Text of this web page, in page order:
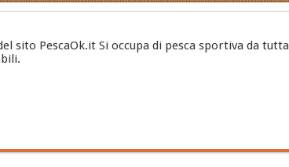
sito PescaOk.it Si occupa di pesca sportiva da tutta